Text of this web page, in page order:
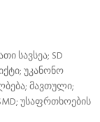
სავსეა; SD
უკანონო
მავთული;
უსაფრთხოების